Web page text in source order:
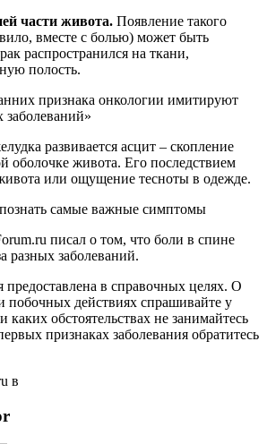
части живота. Появление такого
вместе с болью) может быть
распространился на ткани,
полость.
признака онкологии имитируют
развивается асцит – скопление
оболочке живота. Его последствием
или ощущение тесноты в одежде.
самые важные симптомы
писал о том, что боли в спине
разных заболеваний.
в справочных целях. О
побочных действиях спрашивайте у
каких обстоятельствах не занимайтесь
признаках заболевания обратитесь
в